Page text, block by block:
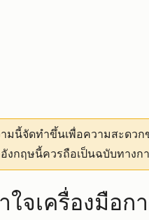
มนี้จัดทำขึ้นเพื่อความสะดว
งกฤษนี้ควรถือเป็นฉบับทาง
ใจเครื่องมือ